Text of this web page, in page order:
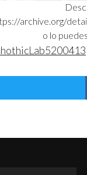
archive.org/
o lo